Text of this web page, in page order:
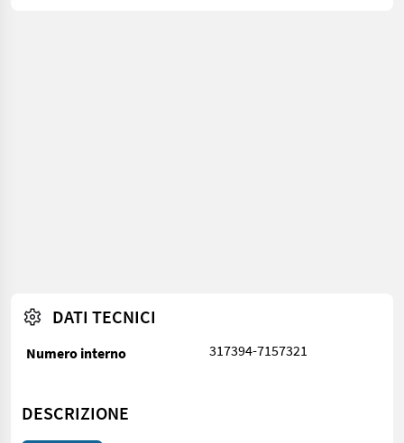
DATI TECNICI
Numero interno 317394-7157321
DESCRIZIONE